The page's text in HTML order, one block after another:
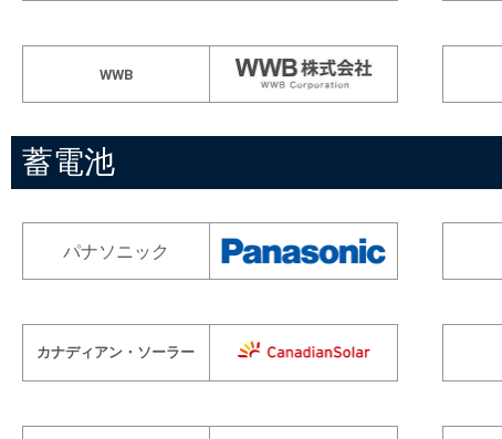
WWB
蓄電池
パナソニック
カナディアン・ソーラー